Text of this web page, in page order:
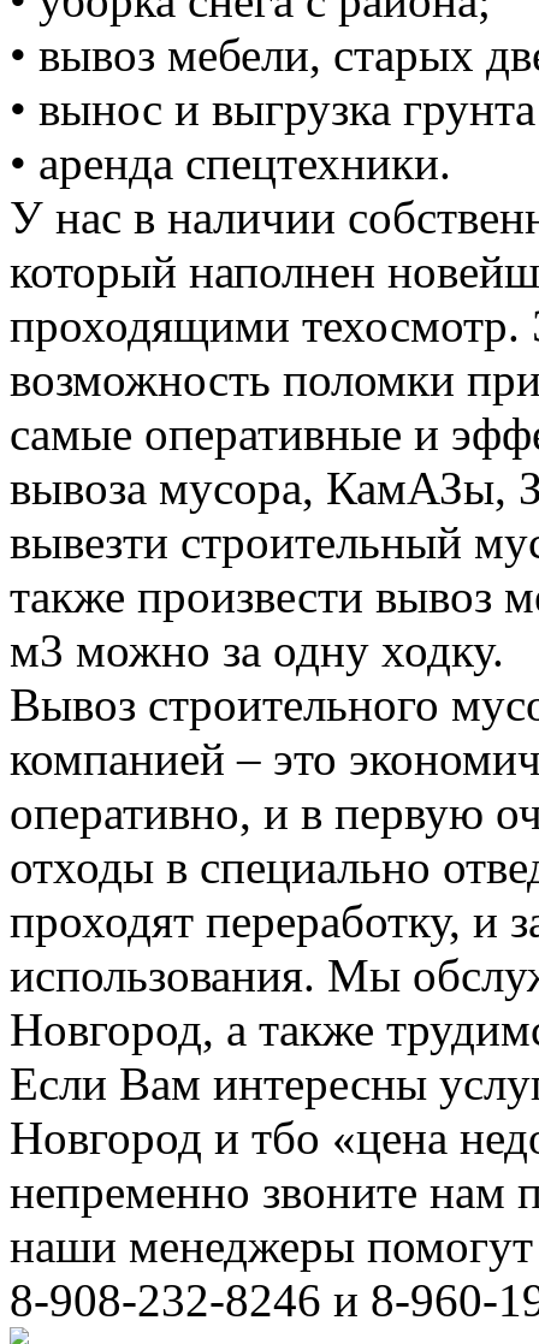
• вывоз мебели, старых
• вынос и выгрузка
• аренда спецтехники.
У нас в наличии
который наполнен
проходящими техосмотр.
возможность поломки
самые оперативные и
вывоза мусора,
вывезти строительный
также произвести вывоз
м3 можно за одну ходку.
Вывоз строительного
компанией – это
оперативно, и в первую
отходы в специально
проходят переработку, и
использования. Мы
Новгород, а также
Если Вам интересны
Новгород и тбо «цена
непременно звоните нам
наши менеджеры помогут
8-908-232-8246 и 8-960-